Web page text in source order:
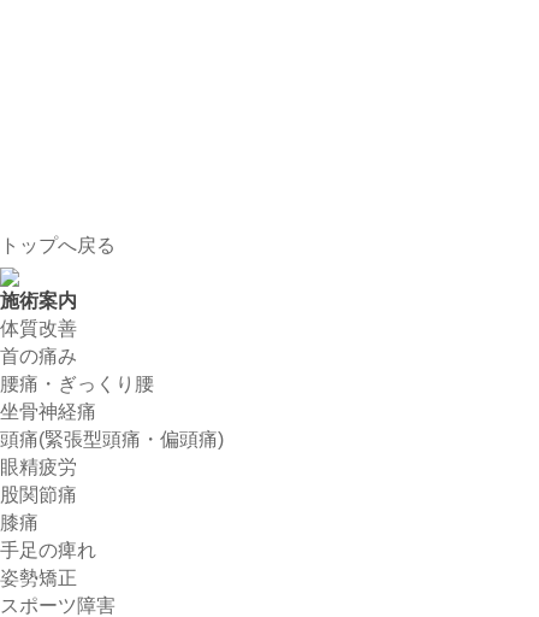
トップへ戻る
施術案内
体質改善
首の痛み
腰痛・ぎっくり腰
坐骨神経痛
頭痛(緊張型頭痛・偏頭痛)
眼精疲労
股関節痛
膝痛
手足の痺れ
姿勢矯正
スポーツ障害